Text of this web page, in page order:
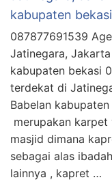
kabupaten bekasi
087877691539
Jatinegara,
kabupaten bekasi
terdekat di
Babelan
merupakan
masjid dimana
sebagai alas
lainnya , kapret …